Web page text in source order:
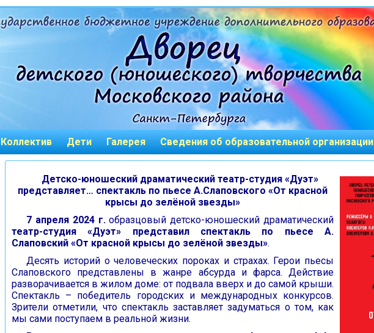
Коллектив Дети Галерея Сведения об образовательной организации
Детско-юношеский драматический театр-студия «Дуэт»
представляет… спектакль по пьесе А.Слаповского «От красной
крысы до зелёной звезды»
7 апреля 2024 г.образцовый детско-юношеский драматический
театр-студия «Дуэт» представил спектакль по пьесе А.
Слаповский «От красной крысы до зелёной звезды».
Десять историй о человеческих пороках и страхах. Герои пьесы
Слаповского представлены в жанре абсурда и фарса. Действие
разворачивается в жилом доме: от подвала вверх и до самой крыши.
Спектакль – победитель городских и международных конкурсов.
Зрители отметили, что спектакль заставляет задуматься о том, как
мы сами поступаем в реальной жизни.